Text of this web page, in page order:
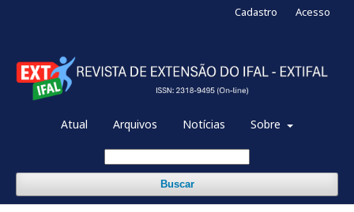
Atual Arquivos Notícias Sobre
Buscar
Cadastro Acesso